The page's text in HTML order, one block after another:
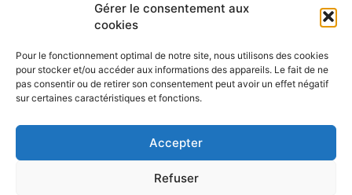
Gérer le consentement aux
cookies
Pour le fonctionnement optimal de notre site, nous utilisons des cookies
pour stocker et/ou accéder aux informations des appareils. Le fait de ne
pas consentir ou de retirer son consentement peut avoir un effet négatif
sur certaines caractéristiques et fonctions.
Accepter
Refuser